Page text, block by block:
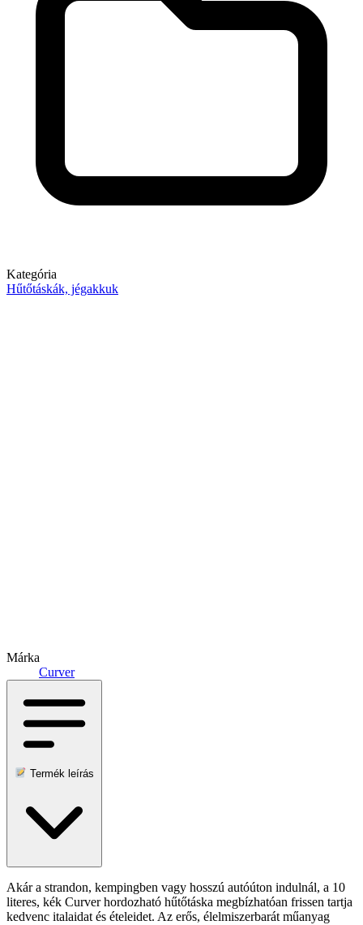
Kategória
Hűtőtáskák, jégakkuk
Márka
Curver
Termék leírás
Akár a strandon, kempingben vagy hosszú autóúton indulnál, a 10
literes, kék Curver hordozható hűtőtáska megbízhatóan frissen tartja
kedvenc italaidat és ételeidet. Az erős, élelmiszerbarát műanyag